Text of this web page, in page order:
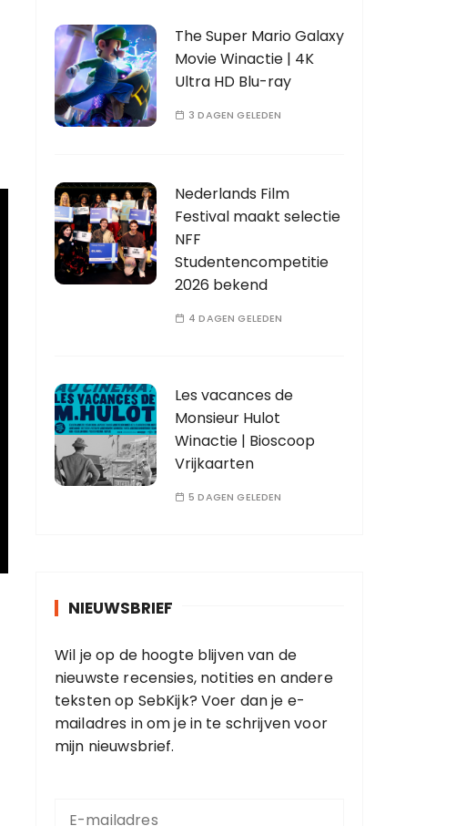
The Super Mario Galaxy
Movie Winactie | 4K
Ultra HD Blu-ray
3 DAGEN GELEDEN
Nederlands Film
Festival maakt selectie
NFF
Studentencompetitie
2026 bekend
4 DAGEN GELEDEN
Les vacances de
Monsieur Hulot
Winactie | Bioscoop
Vrijkaarten
5 DAGEN GELEDEN
NIEUWSBRIEF
Wil je op de hoogte blijven van de
nieuwste recensies, notities en andere
teksten op SebKijk? Voer dan je e-
mailadres in om je in te schrijven voor
mijn nieuwsbrief.